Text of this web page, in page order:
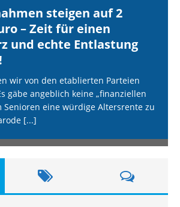
steigen auf 2
– Zeit für einen
und echte Entlastung
wir von den etablierten Parteien
gäbe angeblich keine „finanziellen
Senioren eine würdige Altersrente zu
[...]